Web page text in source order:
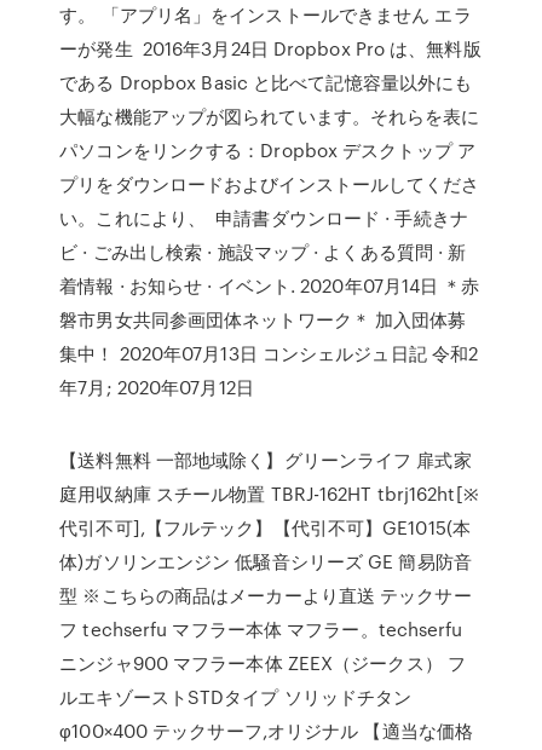
す。 「アプリ名」をインストールできません エラ
ーが発生 2016年3月24日 Dropbox Pro は、無料版
である Dropbox Basic と比べて記憶容量以外にも
大幅な機能アップが図られています。それらを表に
パソコンをリンクする：Dropbox デスクトップ ア
プリをダウンロードおよびインストールしてくださ
い。これにより、 申請書ダウンロード · 手続きナ
ビ · ごみ出し検索 · 施設マップ · よくある質問 · 新
着情報 · お知らせ · イベント. 2020年07月14日 ＊赤
磐市男女共同参画団体ネットワーク＊ 加入団体募
集中！ 2020年07月13日 コンシェルジュ日記 令和2
年7月; 2020年07月12日
【送料無料 一部地域除く】グリーンライフ 扉式家
庭用収納庫 スチール物置 TBRJ-162HT tbrj162ht[※
代引不可],【フルテック】【代引不可】GE1015(本
体)ガソリンエンジン 低騒音シリーズ GE 簡易防音
型 ※こちらの商品はメーカーより直送 テックサー
フ techserfu マフラー本体 マフラー。techserfu
ニンジャ900 マフラー本体 ZEEX（ジークス） フ
ルエキゾーストSTDタイプ ソリッドチタン
φ100×400 テックサーフ,オリジナル 【適当な価格